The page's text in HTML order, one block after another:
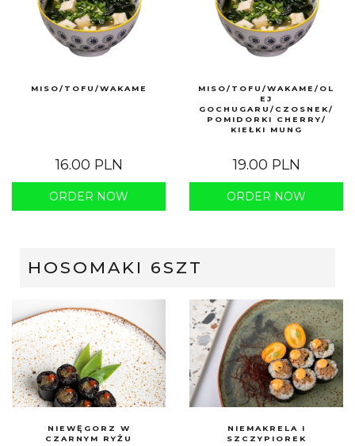
MISO/TOFU/WAKAME
16.00 PLN
ORDER NOW
MISO/TOFU/WAKAME/OL
EJ
GOCHUGARU/CZOSNEK/
POMIDORKI CHERRY/
KIEŁKI MUNG
19.00 PLN
ORDER NOW
HOSOMAKI 6SZT
NIEWĘGORZ W
CZARNYM RYŻU
NIEMAKRELA I
SZCZYPIOREK